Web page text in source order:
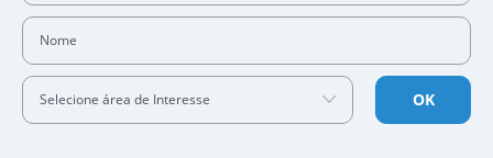
Nome
Selecione área de Interesse OK